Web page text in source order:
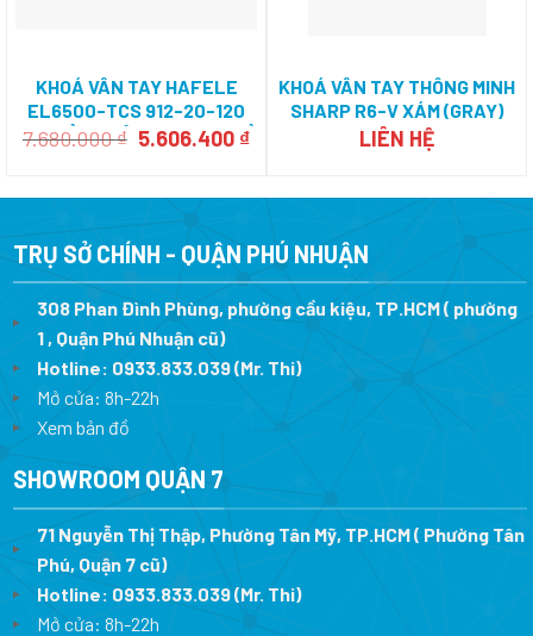
KHOÁ VÂN TAY HAFELE
EL6500-TCS 912-20-120
CHO CỬA NHÔM XINGFA – MỞ
7.680.000₫ Giá
7.680.000 ₫.
5.606.400 ₫Giá
là:
KHOÁ VÂN TAY THÔNG MINH
SHARP R6-V XÁM (GRAY)
LIÊN HỆ
TRỤ SỞ CHÍNH - QUẬN PHÚ NHUẬN
308 Phan Đình Phùng, phường cầu kiệu, TP.HCM ( phường
1 , Quận Phú Nhuận cũ)
Hotline: 0933.833.039(Mr. Thi)
Mở cửa: 8h-22h
Xem bản đồ
SHOWROOM QUẬN 7
71 Nguyễn Thị Thập, Phường Tân Mỹ, TP.HCM ( Phường Tân
Phú, Quận 7 cũ)
Hotline: 0933.833.039(Mr. Thi)
Mở cửa: 8h-22h